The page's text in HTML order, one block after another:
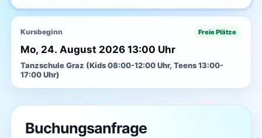
Kursbeginn Freie Plätze
Mo, 24. August 2026 13:00 Uhr
Tanzschule Graz (Kids 08:00-12:00 Uhr, Teens 13:00-
17:00 Uhr)
Buchungsanfrage